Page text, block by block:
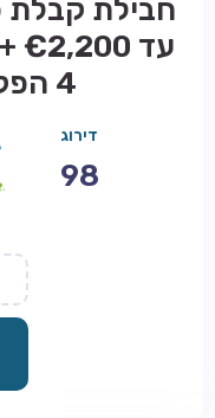
4 הפקדות ראשונות
דירוג
98